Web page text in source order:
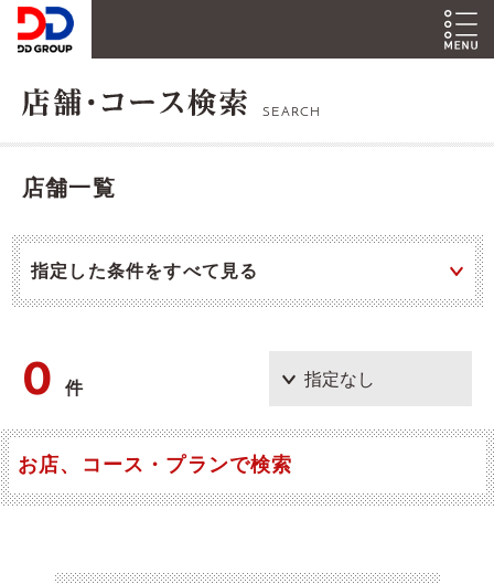
SEARCH
店舗一覧
指定した条件をすべて見る
0件
お店、コース・プランで検索